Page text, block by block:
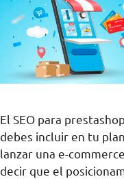
El SEO para
debes incluir en tu
lanzar una e-
decir que el